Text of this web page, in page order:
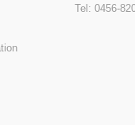
Tel: 0456-